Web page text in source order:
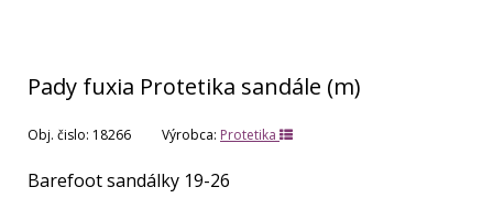
Pady fuxia Protetika sandále (m)
Obj. čislo: 18266 Výrobca: Protetika
Barefoot sandálky 19-26